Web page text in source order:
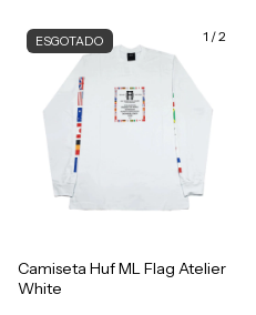
1 /2
ESGOTADO
Camiseta Huf ML Flag Atelier
White